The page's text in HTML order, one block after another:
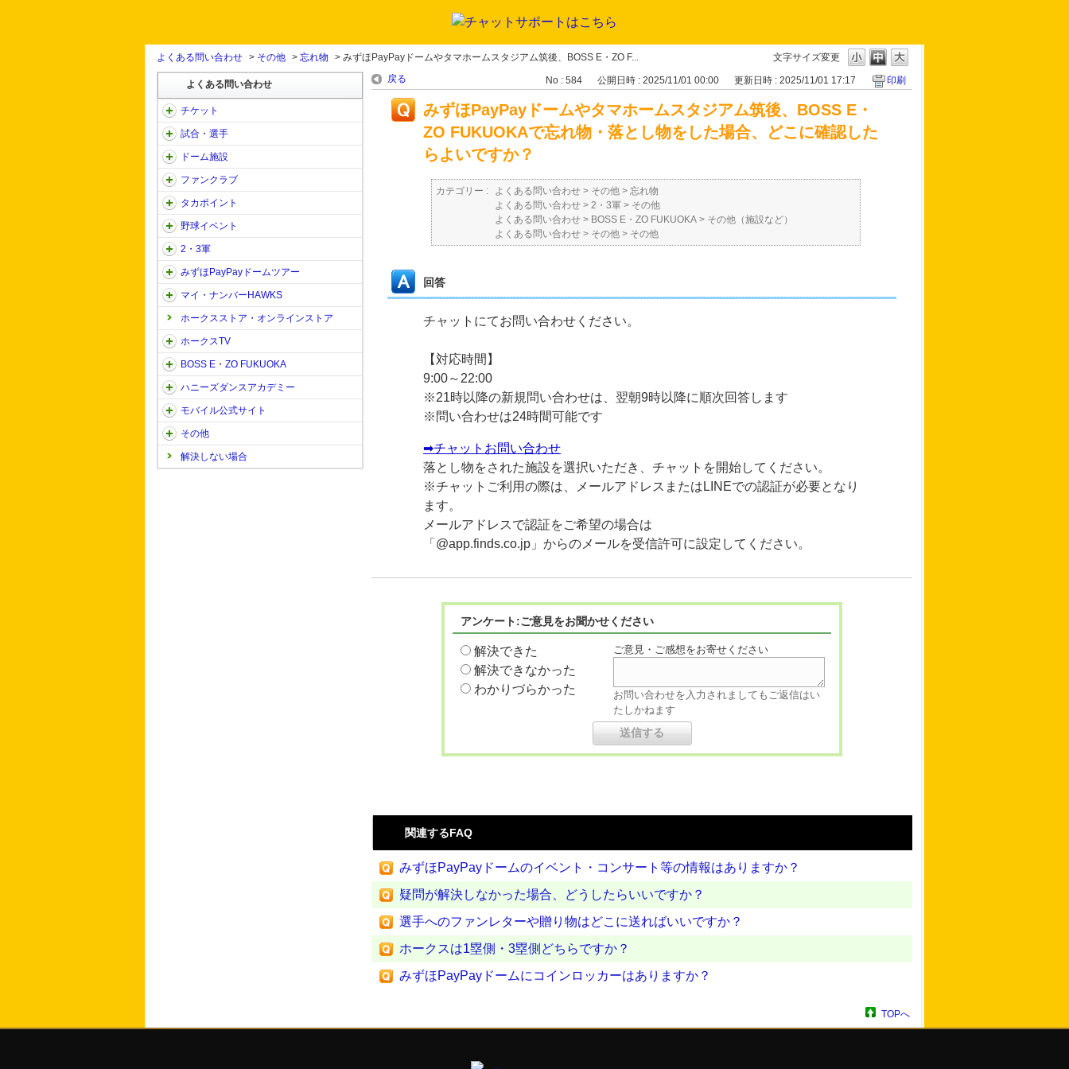
文字サイズ変更
よくある問い合わせ > その他 > 忘れ物 > みずほPayPayドームやタマホームスタジアム筑後、BOSS E・ZO F...
よくある問い合わせ
チケット
試合・選手
ドーム施設
ファンクラブ
タカポイント
野球イベント
2・3軍
みずほPayPayドームツアー
マイ・ナンバーHAWKS
ホークスストア・オンラインストア
ホークスTV
BOSS E・ZO FUKUOKA
ハニーズダンスアカデミー
モバイル公式サイト
その他
解決しない場合
戻る No : 584 公開日時 : 2025/11/01 00:00 更新日時 : 2025/11/01 17:17 印刷
みずほPayPayドームやタマホームスタジアム筑後、BOSS E・
ZO FUKUOKAで忘れ物・落とし物をした場合、どこに確認した
らよいですか？
カテゴリー : よくある問い合わせ > その他 > 忘れ物
よくある問い合わせ > 2・3軍 > その他
よくある問い合わせ > BOSS E・ZO FUKUOKA > その他（施設など）
よくある問い合わせ > その他 > その他
回答
チャットにてお問い合わせください。
【対応時間】
9:00～22:00
※21時以降の新規問い合わせは、翌朝9時以降に順次回答します
※問い合わせは24時間可能です
➡チャットお問い合わせ
落とし物をされた施設を選択いただき、チャットを開始してください。
※チャットご利用の際は、メールアドレスまたはLINEでの認証が必要となり
ます。
メールアドレスで認証をご希望の場合は
「@app.finds.co.jp」からのメールを受信許可に設定してください。
アンケート:ご意見をお聞かせください
解決できた
解決できなかった
わかりづらかった
ご意見・ご感想をお寄せください
お問い合わせを入力されましてもご返信はい
たしかねます
関連するFAQ
みずほPayPayドームのイベント・コンサート等の情報はありますか？
疑問が解決しなかった場合、どうしたらいいですか？
選手へのファンレターや贈り物はどこに送ればいいですか？
ホークスは1塁側・3塁側どちらですか？
みずほPayPayドームにコインロッカーはありますか？
TOPへ